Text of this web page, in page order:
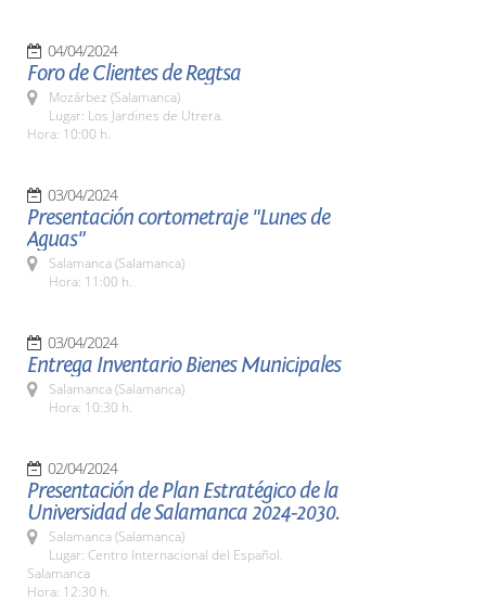
04/04/2024
Foro de Clientes de Regtsa
Mozárbez (Salamanca)
Lugar: Los Jardines de Utrera.
Hora: 10:00 h.
03/04/2024
Presentación cortometraje "Lunes de
Aguas"
Salamanca (Salamanca)
Hora: 11:00 h.
03/04/2024
Entrega Inventario Bienes Municipales
Salamanca (Salamanca)
Hora: 10:30 h.
02/04/2024
Presentación de Plan Estratégico de la
Universidad de Salamanca 2024-2030.
Salamanca (Salamanca)
Lugar: Centro Internacional del Español.
Salamanca
Hora: 12:30 h.